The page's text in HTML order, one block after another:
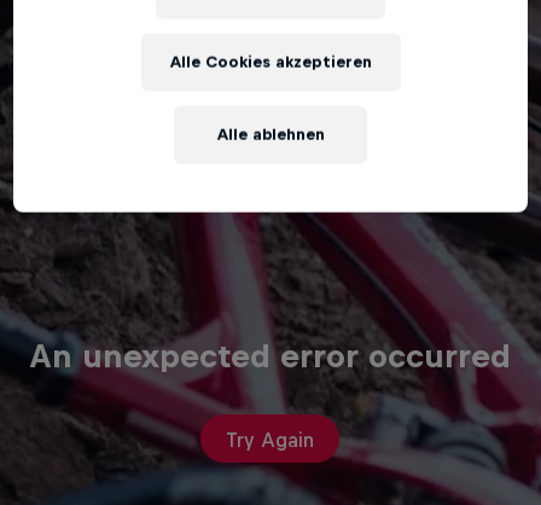
An unexpected error occurred
Try Again
Alle ablehnen
Alle Cookies akzeptieren